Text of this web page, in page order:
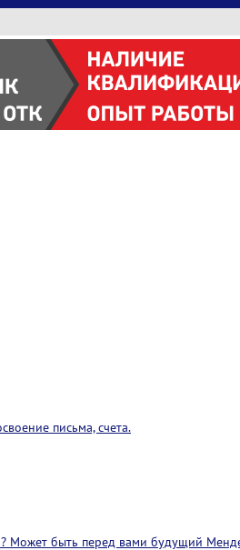
письма, счета.
Может быть перед вами будущий